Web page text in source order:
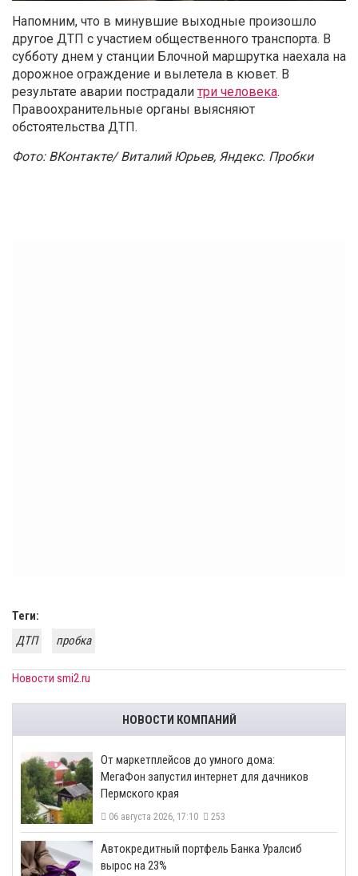
Напомним, что в минувшие выходные произошло
другое ДТП с участием общественного транспорта. В
субботу днем у станции Блочной маршрутка наехала на
дорожное ограждение и вылетела в кювет. В
результате аварии пострадали три человека.
Правоохранительные органы выясняют
обстоятельства ДТП.
Фото: ВКонтакте/ Виталий Юрьев, Яндекс. Пробки
Теги:
ДТП
пробка
Новости smi2.ru
НОВОСТИ КОМПАНИЙ
От маркетплейсов до умного дома:
МегаФон запустил интернет для дачников
Пермского края
06 августа 2026, 17:10 253
​Автокредитный портфель Банка Уралсиб
вырос на 23%